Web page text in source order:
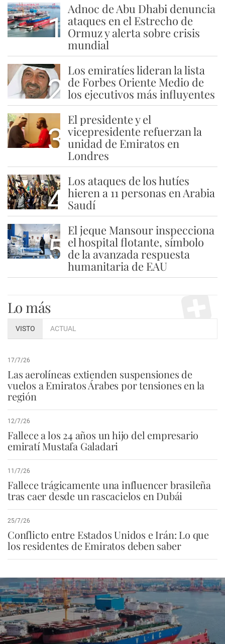
1
Adnoc de Abu Dhabi denuncia
ataques en el Estrecho de
Ormuz y alerta sobre crisis
mundial
2
Los emiratíes lideran la lista
de Forbes Oriente Medio de
los ejecutivos más influyentes
3
El presidente y el
vicepresidente refuerzan la
unidad de Emiratos en
Londres
4
Los ataques de los hutíes
hieren a 11 personas en Arabia
Saudí
5
El jeque Mansour inspecciona
el hospital flotante, símbolo
de la avanzada respuesta
humanitaria de EAU
Lo más
VISTO ACTUAL
17/7/26
Las aerolíneas extienden suspensiones de
vuelos a Emiratos Árabes por tensiones en la
región
12/7/26
Fallece a los 24 años un hijo del empresario
emiratí Mustafa Galadari
11/7/26
Fallece trágicamente una influencer brasileña
tras caer desde un rascacielos en Dubái
25/7/26
Conflicto entre Estados Unidos e Irán: Lo que
los residentes de Emiratos deben saber